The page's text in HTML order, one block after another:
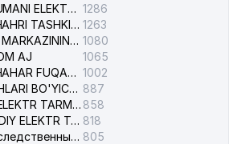
TOSHKENT TUMANI ELEKTR TARMOG'I AVARIYA XIZMATI 1286
TOSHKENT SHAHRI TASHKILOT TELEFONLARI HAQIDA MA'LUMOT BYUROSI 1263
DAVLAT TEST MARKAZINING ISHONCH TELEFONLARI 1080
AJ
1065
TOSHKENT SHAHAR FUQAROLIK ISHLARI BO'YICHA SUDI 1002
FUQAROLIK ISHLARI BO'YICHA YAKKASAROY TUMANLARARO SUDI 887
YUNUSOBOD ELEKTR TARMOG'I NOSOZLIKLARI XIZMATI 858
NAVOIY HUDUDIY ELEKTR TARMOQLARI KORXONASI AJ 818
Ташкентский следственный изолятор 805